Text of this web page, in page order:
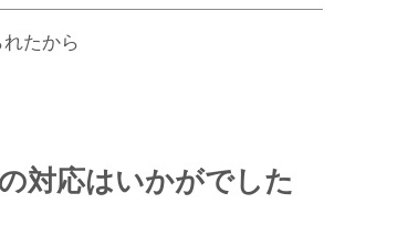
たから
対応はいかがでした